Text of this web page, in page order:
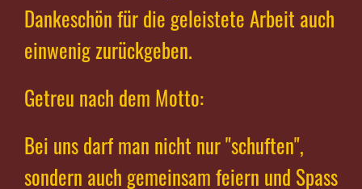
Dankeschön für die geleistete Arbeit auch
einwenig zurückgeben.
Getreu nach dem Motto:
Bei uns darf man nicht nur "schuften",
sondern auch gemeinsam feiern und Spass